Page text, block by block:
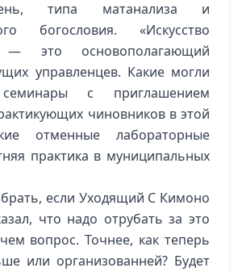
типа матанализа и
богословия. «Искусство
— это основополагающий
управленцев. Какие могли
с приглашением
чиновников в этой
отменные лабораторные
практика в муниципальных
если Уходящий С Кимоно
что надо отрубать за это
вопрос. Точнее, как теперь
или организованней? Будет